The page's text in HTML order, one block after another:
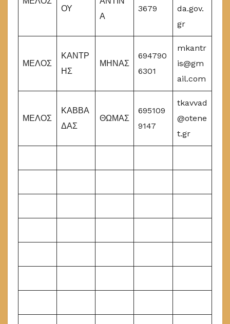
ΟΥ
Α
3679
da.gov.
gr
ΜΕΛΟΣ
ΚΑΝΤΡ
ΗΣ
ΜΗΝΑΣ
694790
6301
mkantr
is@gm
ail.com
ΜΕΛΟΣ
ΚΑΒΒΑ
ΔΑΣ
ΘΩΜΑΣ
695109
9147
tkavvad
@otene
t.gr